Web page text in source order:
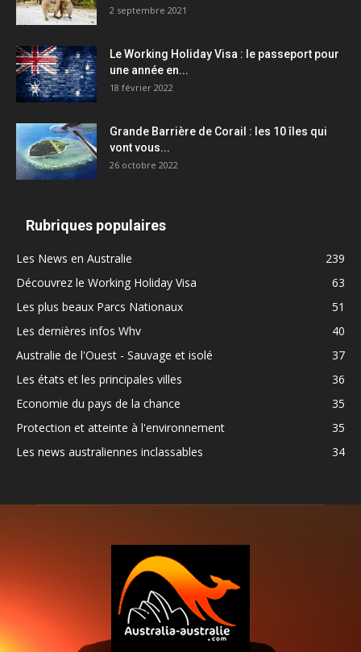
2 septembre 2021
Le Working Holiday Visa : le passeport pour
une année en...
18 février 2022
Grande Barrière de Corail : les 10 îles qui
vont vous...
26 octobre 2022
Rubriques populaires
Les News en Australie
239
Découvrez le Working Holiday Visa
63
Les plus beaux Parcs Nationaux
51
Les dernières infos Whv
40
Australie de l'Ouest - Sauvage et isolé
37
Les états et les principales villes
36
Economie du pays de la chance
35
Protection et atteinte à l'environnement
35
Les news australiennes inclassables
34